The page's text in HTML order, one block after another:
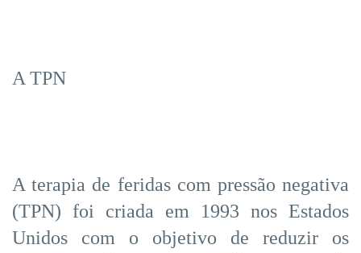
A TPN
A terapia de feridas com pressão negativa
(TPN) foi criada em 1993 nos Estados
Unidos com o objetivo de reduzir os